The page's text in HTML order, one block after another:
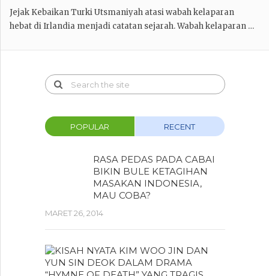
Jejak Kebaikan Turki Utsmaniyah atasi wabah kelaparan
hebat di Irlandia menjadi catatan sejarah. Wabah kelaparan …
POPULAR RECENT
RASA PEDAS PADA CABAI
BIKIN BULE KETAGIHAN
MASAKAN INDONESIA,
MAU COBA?
MARET 26, 2014